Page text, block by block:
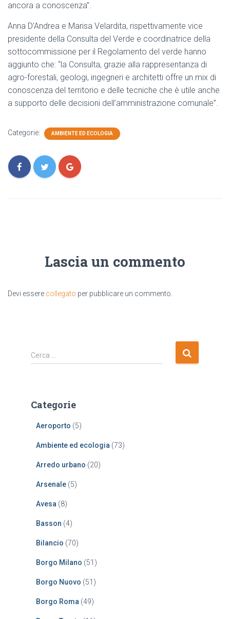
ancora a conoscenza”.
Anna D’Andrea e Marisa Velardita, rispettivamente vice
presidente della Consulta del Verde e coordinatrice della
sottocommissione per il Regolamento del verde hanno
aggiunto che: “la Consulta, grazie alla rappresentanza di
agro-forestali, geologi, ingegneri e architetti offre un mix di
conoscenza del territorio e delle tecniche che è utile anche
a supporto delle decisioni dell’amministrazione comunale”.
Categorie: AMBIENTE ED ECOLOGIA
Lascia un commento
Devi essere collegato per pubblicare un commento.
R
i
c
Cerca …
Categorie
Aeroporto (5)
Ambiente ed ecologia (73)
Arredo urbano (20)
Arsenale (5)
Avesa (8)
Basson (4)
Bilancio (70)
Borgo Milano (51)
Borgo Nuovo (51)
Borgo Roma (49)